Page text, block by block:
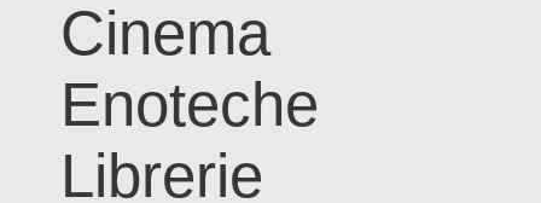
Cinema
Enoteche
Librerie